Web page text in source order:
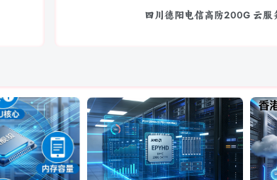
四川德阳电信高防200G 云服